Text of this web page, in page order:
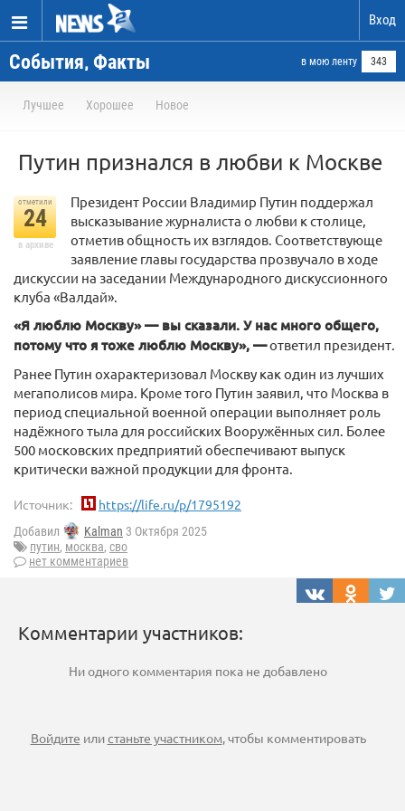
Вход
События, Факты в мою ленту 343
Лучшее Хорошее Новое
Путин признался в любви к Москве
отметили
24
в архиве
Президент России Владимир Путин поддержал
высказывание журналиста о любви к столице,
отметив общность их взглядов. Соответствующе
заявление главы государства прозвучало в ходе
дискуссии на заседании Международного дискуссионного
клуба «Валдай».
«Я люблю Москву» — вы сказали. У нас много общего,
потому что я тоже люблю Москву», —ответил президент.
Ранее Путин охарактеризовал Москву как один из лучших
мегаполисов мира. Кроме того Путин заявил, что Москва в
период специальной военной операции выполняет роль
надёжного тыла для российских Вооружённых сил. Более
500 московских предприятий обеспечивают выпуск
критически важной продукции для фронта.
Источник: https://life.ru/p/1795192
Добавил Kalman 3 Октября 2025
путин, москва, сво
нет комментариев
Комментарии участников:
Ни одного комментария пока не добавлено
Войдите илистаньте участником, чтобы комментировать